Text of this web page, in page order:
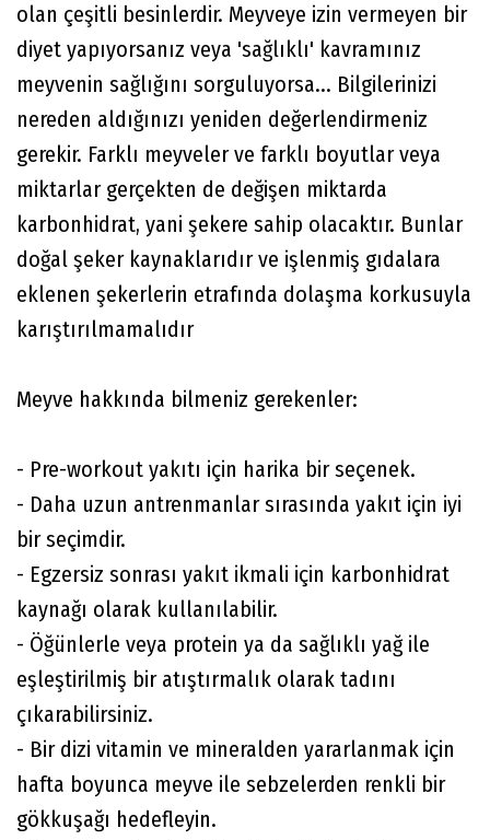
olan çeşitli besinlerdir. Meyveye izin vermeyen bir
diyet yapıyorsanız veya 'sağlıklı' kavramınız
meyvenin sağlığını sorguluyorsa... Bilgilerinizi
nereden aldığınızı yeniden değerlendirmeniz
gerekir. Farklı meyveler ve farklı boyutlar veya
miktarlar gerçekten de değişen miktarda
karbonhidrat, yani şekere sahip olacaktır. Bunlar
doğal şeker kaynaklarıdır ve işlenmiş gıdalara
eklenen şekerlerin etrafında dolaşma korkusuyla
karıştırılmamalıdır
Meyve hakkında bilmeniz gerekenler:
- Pre-workout yakıtı için harika bir seçenek.
- Daha uzun antrenmanlar sırasında yakıt için iyi
bir seçimdir.
- Egzersiz sonrası yakıt ikmali için karbonhidrat
kaynağı olarak kullanılabilir.
- Öğünlerle veya protein ya da sağlıklı yağ ile
eşleştirilmiş bir atıştırmalık olarak tadını
çıkarabilirsiniz.
- Bir dizi vitamin ve mineralden yararlanmak için
hafta boyunca meyve ile sebzelerden renkli bir
gökkuşağı hedefleyin.